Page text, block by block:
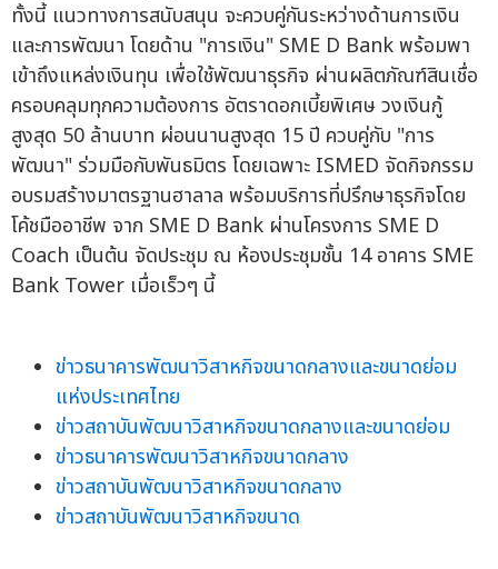
ทั้งนี้ แนวทางการสนับสนุน จะควบคู่กันระหว่างด้านการเงิน
และการพัฒนา โดยด้าน "การเงิน" SME D Bank พร้อมพา
เข้าถึงแหล่งเงินทุน เพื่อใช้พัฒนาธุรกิจ ผ่านผลิตภัณฑ์สินเชื่อ
ครอบคลุมทุกความต้องการ อัตราดอกเบี้ยพิเศษ วงเงินกู้
สูงสุด 50 ล้านบาท ผ่อนนานสูงสุด 15 ปี ควบคู่กับ "การ
พัฒนา" ร่วมมือกับพันธมิตร โดยเฉพาะ ISMED จัดกิจกรรม
อบรมสร้างมาตรฐานฮาลาล พร้อมบริการที่ปรึกษาธุรกิจโดย
โค้ชมืออาชีพ จาก SME D Bank ผ่านโครงการ SME D
Coach เป็นต้น จัดประชุม ณ ห้องประชุมชั้น 14 อาคาร SME
Bank Tower เมื่อเร็วๆ นี้
ข่าวธนาคารพัฒนาวิสาหกิจขนาดกลางและขนาดย่อม
แห่งประเทศไทย
ข่าวสถาบันพัฒนาวิสาหกิจขนาดกลางและขนาดย่อม
ข่าวธนาคารพัฒนาวิสาหกิจขนาดกลาง
ข่าวสถาบันพัฒนาวิสาหกิจขนาดกลาง
ข่าวสถาบันพัฒนาวิสาหกิจขนาด